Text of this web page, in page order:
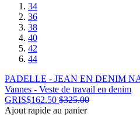
34
36
38
40
42
44
PADELLE - JEAN EN DENIM
Vannes - Veste de travail en denim
GRIS$162.50 $325.00
Ajout rapide au panier